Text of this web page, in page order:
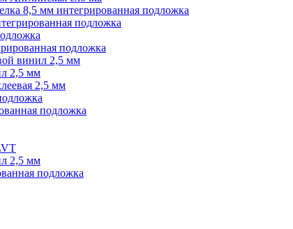
8,5 мм интегрированная подложка
подложка
подложка
винил 2,5 мм
2,5 мм
2,5 мм
подложка
2,5 мм
подложка